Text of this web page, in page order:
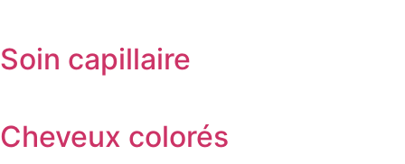
Soin capillaire
Cheveux colorés